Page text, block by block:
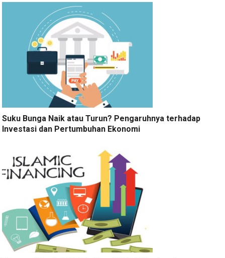
Suku Bunga Naik atau Turun? Pengaruhnya terhadap
Investasi dan Pertumbuhan Ekonomi